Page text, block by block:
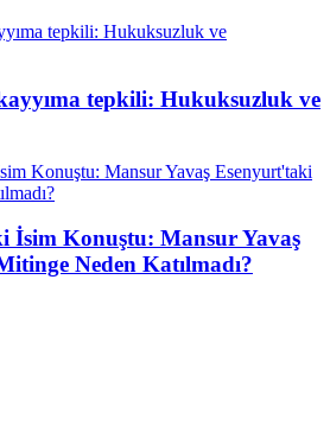
tepkili: Hukuksuzluk ve
İsim Konuştu: Mansur Yavaş
Neden Katılmadı?